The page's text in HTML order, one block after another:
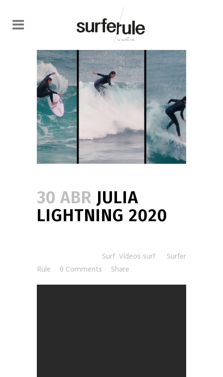
30 ABR JULIA
LIGHTNING 2020
Surf Vídeos surf
Surfer
Rule
0 Comments Share